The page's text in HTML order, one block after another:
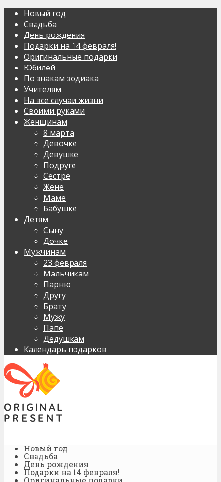
Новый год
Свадьба
День рождения
Подарки на 14 февраля!
Оригинальные подарки
Юбилей
По знакам зодиака
Учителям
На все случаи жизни
Своими руками
Женщинам
8 марта
Девочке
Девушке
Подруге
Сестре
Жене
Маме
Бабушке
Детям
Сыну
Дочке
Мужчинам
23 февраля
Мальчикам
Парню
Другу
Брату
Мужу
Папе
Дедушкам
Календарь подарков
Новый год
Свадьба
День рождения
Подарки на 14 февраля!
Оригинальные подарки